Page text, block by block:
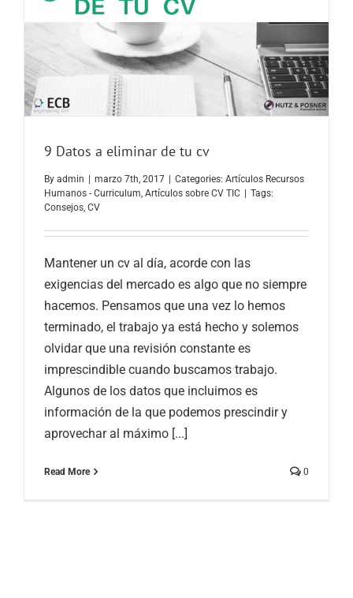
9 Datos a eliminar de tu cv
By admin marzo 7th, 2017 Categories: Artículos Recursos
Humanos - Curriculum, Artículos sobre CV TIC
Tags:
Consejos, CV
Mantener un cv al día, acorde con las
exigencias del mercado es algo que no siempre
hacemos. Pensamos que una vez lo hemos
terminado, el trabajo ya está hecho y solemos
olvidar que una revisión constante es
imprescindible cuando buscamos trabajo.
Algunos de los datos que incluimos es
información de la que podemos prescindir y
aprovechar al máximo [...]
Read More 0